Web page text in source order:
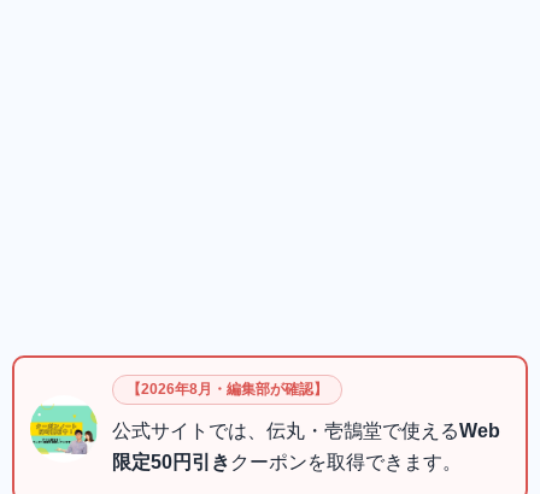
【2026年8月・編集部が確認】
公式サイトでは、伝丸・壱鵠堂で使えるWeb
限定50円引き クーポンを取得できます。